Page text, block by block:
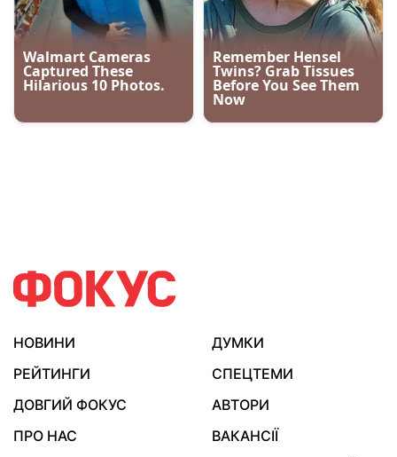
НОВИНИ
ДУМКИ
РЕЙТИНГИ
СПЕЦТЕМИ
ДОВГИЙ ФОКУС
АВТОРИ
ПРО НАС
ВАКАНСІЇ